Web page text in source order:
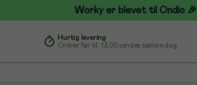
Worky er blevet til Ondio 🎉
Hurtig levering
Ordrer før kl. 13.00 sendes samme dag